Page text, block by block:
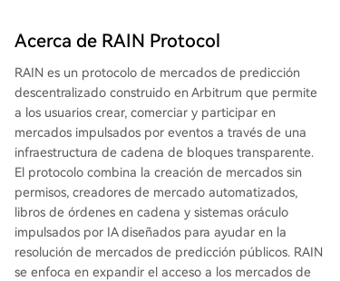
Acerca de RAIN Protocol
RAIN es un protocolo de mercados de predicción
descentralizado construido en Arbitrum que permite
a los usuarios crear, comerciar y participar en
mercados impulsados por eventos a través de una
infraestructura de cadena de bloques transparente.
El protocolo combina la creación de mercados sin
permisos, creadores de mercado automatizados,
libros de órdenes en cadena y sistemas oráculo
impulsados por IA diseñados para ayudar en la
resolución de mercados de predicción públicos. RAIN
se enfoca en expandir el acceso a los mercados de